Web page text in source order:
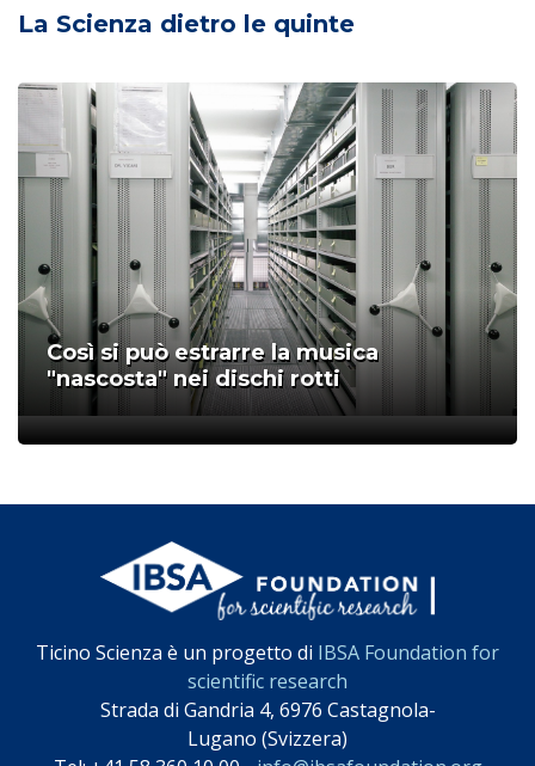
La Scienza dietro le quinte
Così si può estrarre la musica
"nascosta" nei dischi rotti
Ticino Scienza è un progetto di IBSA Foundation for
scientific research
Strada di Gandria 4, 6976 Castagnola-
Lugano (Svizzera)